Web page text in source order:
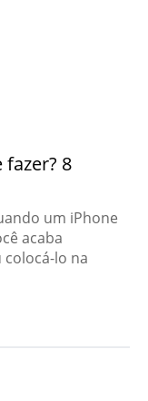
8
um iPhone
acaba
lo na